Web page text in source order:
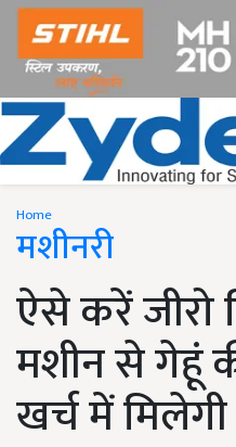
Home
मशीनरी
ऐसे करें जीरो
मशीन से गेहूं
खर्च में